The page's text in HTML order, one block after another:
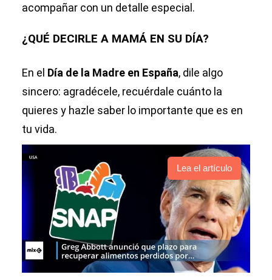
acompañar con un detalle especial.
¿QUÉ DECIRLE A MAMÁ EN SU DÍA?
En el Día de la Madre en España, dile algo
sincero: agradécele, recuérdale cuánto la
quieres y hazle saber lo importante que es en
tu vida.
Lea el artículo